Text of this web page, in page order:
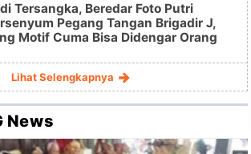
Tersangka, Beredar Foto Putri
Pegang Tangan Brigadir J,
Motif Cuma Bisa Didengar Orang
Lihat Selengkapnya
News